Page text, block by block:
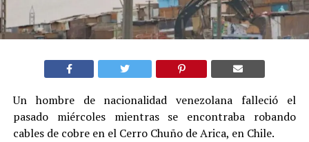
Un hombre de nacionalidad venezolana falleció el
pasado miércoles mientras se encontraba robando
cables de cobre en el Cerro Chuño de Arica, en Chile.